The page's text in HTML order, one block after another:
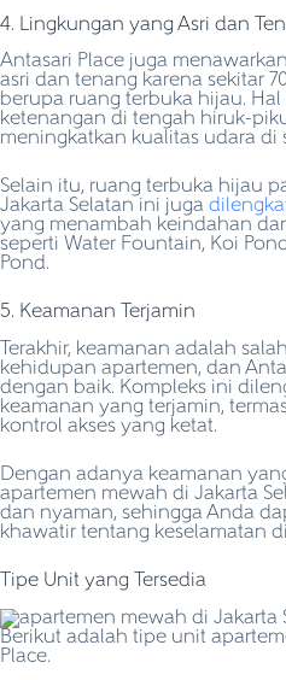
4. Lingkungan yang Asri dan
Antasari Place juga
asri dan tenang karena sekitar
berupa ruang terbuka hijau.
ketenangan di tengah hiruk-
meningkatkan kualitas udara di
Selain itu, ruang terbuka hijau
Jakarta Selatan ini juga
yang menambah keindahan
seperti Water Fountain, Koi
Pond.
5. Keamanan Terjamin
Terakhir, keamanan adalah
kehidupan apartemen, dan
dengan baik. Kompleks ini
keamanan yang terjamin,
kontrol akses yang ketat.
Dengan adanya keamanan
apartemen mewah di Jakarta
dan nyaman, sehingga Anda
khawatir tentang keselamatan
Tipe Unit yang Tersedia
Berikut adalah tipe unit
Place.